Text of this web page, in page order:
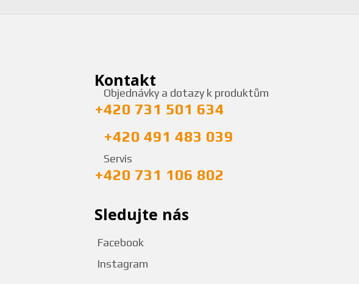
Kontakt
Objednávky a dotazy k produktům
+420 731 501 634
+420 491 483 039
Servis
+420 731 106 802
Sledujte nás
Facebook
Instagram